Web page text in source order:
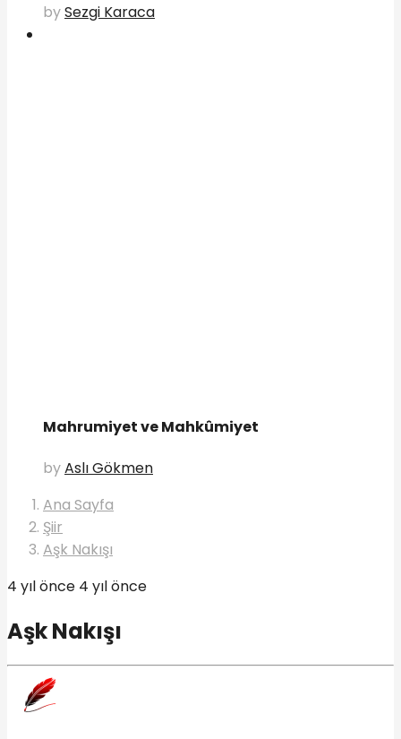
bySezgi Karaca
Mahrumiyet ve Mahkûmiyet
byAslı Gökmen
Ana Sayfa
Şiir
Aşk Nakışı
4 yıl önce 4 yıl önce
Aşk Nakışı